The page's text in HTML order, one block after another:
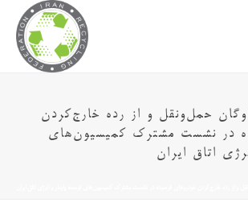
حمل‌ونقل و از رده خارج‌کردن
در نشست مشترک کمیسیون‌های
اتاق ایران